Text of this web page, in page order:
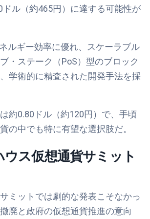
ドル（約465円）に達する可能性が
ルギー効率に優れ、スケーラブル
・ステーク（PoS）型のブロック
学術的に精査された開発手法を採
約0.80ドル（約120円）で、手頃
の中でも特に有望な選択肢だ。
ス仮想通貨サミット
ミットでは劇的な発表こそなかっ
廃と政府の仮想通貨推進の意向